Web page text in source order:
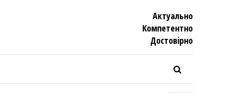
Актуально
Компетентно
Достовiрно